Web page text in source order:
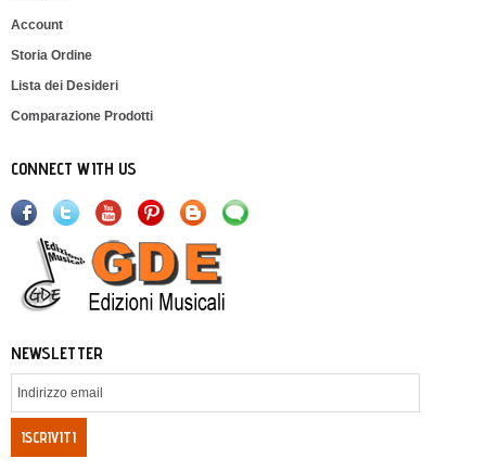
Account
Storia Ordine
Lista dei Desideri
Comparazione Prodotti
CONNECT WITH US
NEWSLETTER
ISCRIVITI